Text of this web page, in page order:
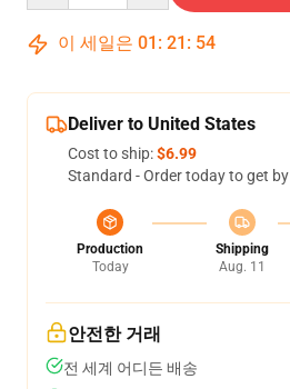
이 세일은 01 : 21 : 54
Deliver to United States
Cost to ship:$6.99
Standard - Order today to get by
Production
Today
Shipping
Aug. 11
안전한 거래
전 세계 어디든 배송